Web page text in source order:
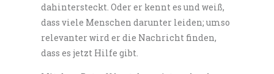
dahintersteckt. Oder er kennt es und weiß,
dass viele Menschen darunter leiden; umso
relevanter wird er die Nachricht finden,
dass es jetzt Hilfe gibt.